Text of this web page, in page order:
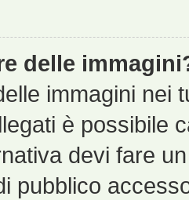
delle
immagini nei
è possibile
devi fare
pubblico